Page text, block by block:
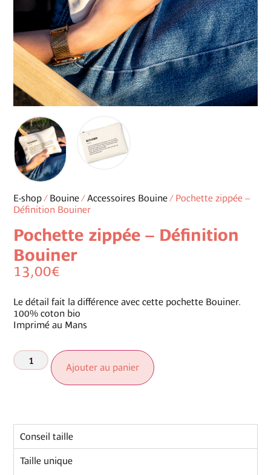
E-shop / Bouine /Accessoires Bouine / Pochette zippée –
Définition Bouiner
Pochette zippée – Définition
Bouiner
13,00€
Le détail fait la différence avec cette pochette Bouiner.
100% coton bio
Imprimé au Mans
Ajouter au panier
Conseil taille
Taille unique